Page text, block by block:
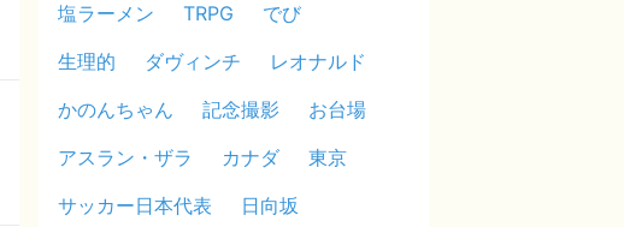
塩ラーメン
TRPG
でび
生理的
ダヴィンチ
レオナルド
かのんちゃん
記念撮影
お台場
アスラン・ザラ
カナダ
東京
サッカー日本代表
日向坂